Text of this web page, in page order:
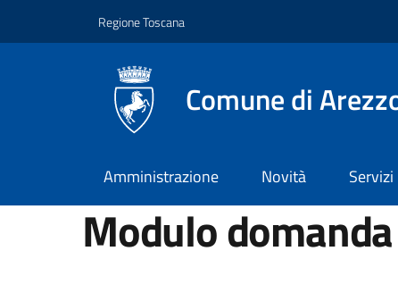
Regione Toscana
Comune di
Amministrazione Novità Servizi
Modulo